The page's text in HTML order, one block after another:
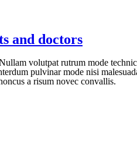
and doctors
volutpat rutrum mode
pulvinar mode nisi
a risum novec convallis.